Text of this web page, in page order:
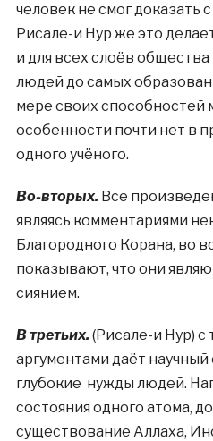
человек не смог доказать
Рисале-и Нур же это
и для всех слоёв
людей до самых
мере своих способностей
особенности почти нет в
одного учёного.
Во-вторых. Все
являясь комментариями
Благородного Корана, во
показывают, что они
сиянием.
В третьих. (Рисале-и Нур)
аргументами даёт
глубокие нужды людей.
состояния одного атома,
существование Аллаха,